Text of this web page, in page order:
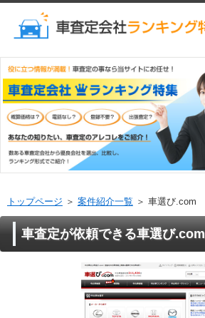
トップページ ＞ 案件紹介一覧 ＞ 車選び.com
車査定が依頼できる車選び.com